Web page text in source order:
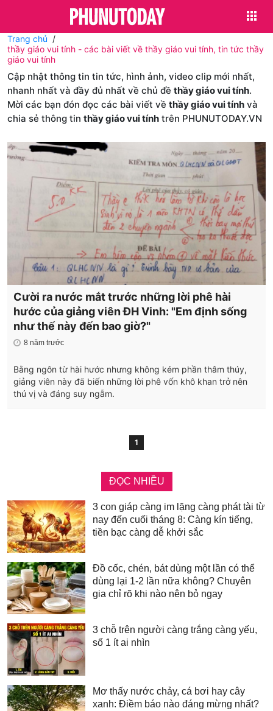
Trang chủ
thầy giáo vui tính - các bài viết về thầy giáo vui tính, tin tức thầy
giáo vui tính
Cập nhật thông tin tin tức, hình ảnh, video clip mới nhất,
nhanh nhất và đầy đủ nhất về chủ đề thầy giáo vui tính.
Mời các bạn đón đọc các bài viết về thầy giáo vui tính và
chia sẻ thông tin thầy giáo vui tính trên PHUNUTODAY.VN
Cười ra nước mắt trước những lời phê hài
hước của giảng viên ĐH Vinh: "Em định sống
như thế này đến bao giờ?"
8 năm trước
Bằng ngôn từ hài hước nhưng không kém phần thâm thúy,
giảng viên này đã biến những lời phê vốn khô khan trở nên
thú vị và đáng suy ngẫm.
1
ĐỌC NHIỀU
3 con giáp càng im lặng càng phát tài từ
nay đến cuối tháng 8: Càng kín tiếng,
tiền bạc càng dễ khởi sắc
Đồ cốc, chén, bát dùng một lần có thể
dùng lại 1-2 lần nữa không? Chuyên
gia chỉ rõ khi nào nên bỏ ngay
3 chỗ trên người càng trắng càng yếu,
số 1 ít ai nhìn
Mơ thấy nước chảy, cá bơi hay cây
xanh: Điềm báo nào đáng mừng nhất?